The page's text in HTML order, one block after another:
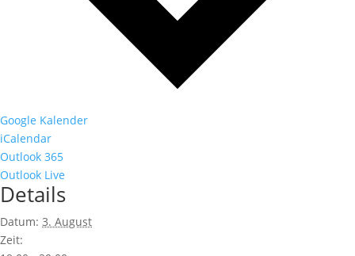
Google Kalender
iCalendar
Outlook 365
Outlook Live
Details
Datum: 3. August
Zeit: